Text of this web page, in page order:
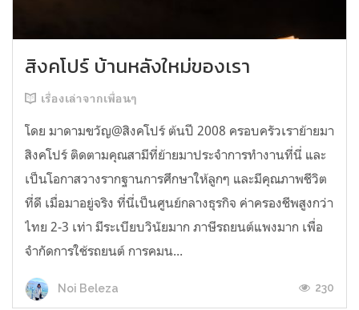
สิงคโปร์ บ้านหลังใหม่ของเรา
เรื่องเล่าจากเพื่อนๆ
โดย มาดามขวัญ@สิงคโปร์ ต้นปี 2008 ครอบครัวเราย้ายมา
สิงคโปร์ ติดตามคุณสามีที่ย้ายมาประจำการทำงานที่นี่ และ
เป็นโอกาสวางรากฐานการศึกษาให้ลูกๆ และมีคุณภาพชีวิต
ที่ดี เมื่อมาอยู่จริง ที่นี่เป็นศูนย์กลางธุรกิจ ค่าครองชีพสูงกว่า
ไทย 2-3 เท่า มีระเบียบวินัยมาก ภาษีรถยนต์แพงมาก เพื่อ
จำกัดการใช้รถยนต์ การคมน...
Noi Beleza 230